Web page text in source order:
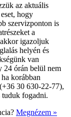
az aktuális
hogy
szervizponton is
a
igazoljuk
helyén és
van
24 órán belül nem
korábban
30 630-22-77),
tuduk fogadni.
Megnézem »